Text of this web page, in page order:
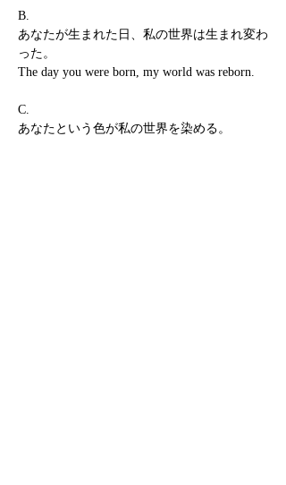
B.
あなたが生まれた日、私の世界は生まれ変わ
った。
The day you were born, my world was reborn.
C.
あなたという色が私の世界を染める。